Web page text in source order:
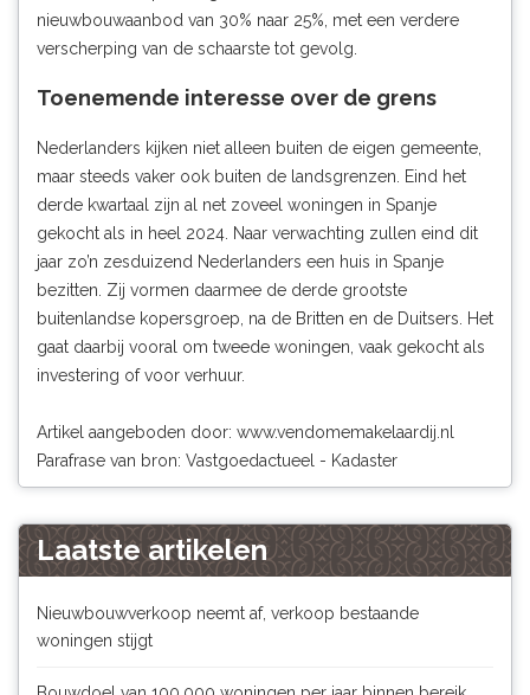
nieuwbouwaanbod van 30% naar 25%, met een verdere
verscherping van de schaarste tot gevolg.
Toenemende interesse over de grens
Nederlanders kijken niet alleen buiten de eigen gemeente,
maar steeds vaker ook buiten de landsgrenzen. Eind het
derde kwartaal zijn al net zoveel woningen in Spanje
gekocht als in heel 2024. Naar verwachting zullen eind dit
jaar zo’n zesduizend Nederlanders een huis in Spanje
bezitten. Zij vormen daarmee de derde grootste
buitenlandse kopersgroep, na de Britten en de Duitsers. Het
gaat daarbij vooral om tweede woningen, vaak gekocht als
investering of voor verhuur.
Artikel aangeboden door: www.vendomemakelaardij.nl
Parafrase van bron: Vastgoedactueel - Kadaster
Laatste artikelen
Nieuwbouwverkoop neemt af, verkoop bestaande
woningen stijgt